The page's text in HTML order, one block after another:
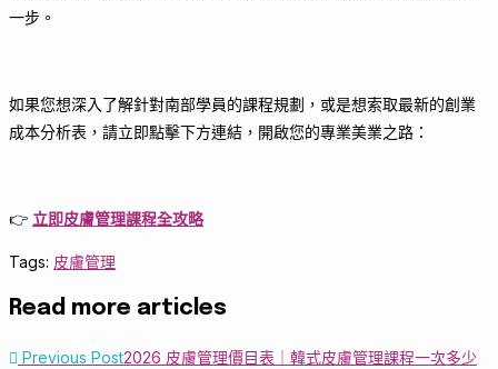
一步。
如果您想深入了解針對南部學員的課程規劃，或是想索取最新的創業
成本分析表，請立即點擊下方連結，開啟您的專業美業之路：
👉 立即皮膚管理課程全攻略
Tags: 皮膚管理
Read more articles
Previous Post2026 皮膚管理價目表｜韓式皮膚管理課程一次多少